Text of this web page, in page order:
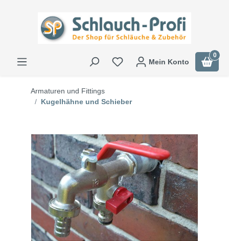
Mein Konto
0
Armaturen und Fittings
Kugelhähne und Schieber